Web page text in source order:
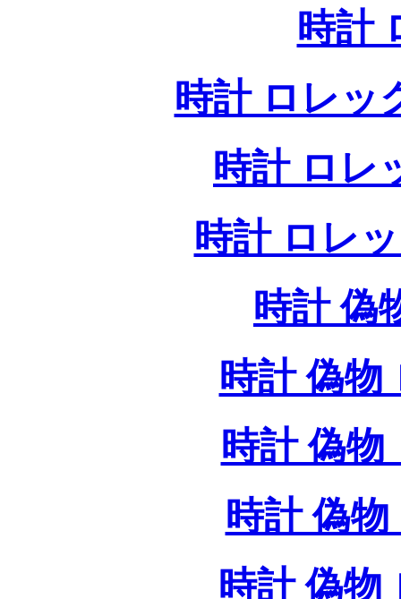
時計
時計 ロレッ
時計 ロレ
時計 ロレ
時計 偽
時計 偽物
時計 偽物
時計 偽
時計 偽物